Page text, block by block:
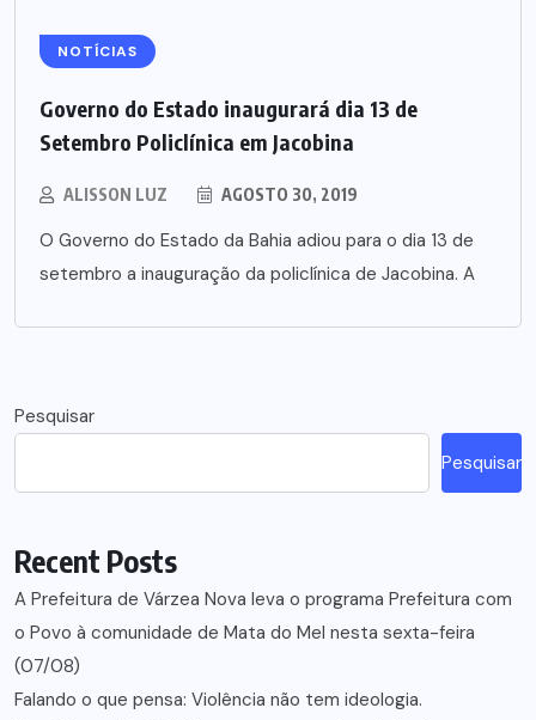
NOTÍCIAS
Governo do Estado inaugurará dia 13 de
Setembro Policlínica em Jacobina
ALISSON LUZ AGOSTO 30, 2019
O Governo do Estado da Bahia adiou para o dia 13 de
setembro a inauguração da policlínica de Jacobina. A
Pesquisar
Pesquisar
Recent Posts
A Prefeitura de Várzea Nova leva o programa Prefeitura com
o Povo à comunidade de Mata do Mel nesta sexta-feira
(07/08)
Falando o que pensa: Violência não tem ideologia.